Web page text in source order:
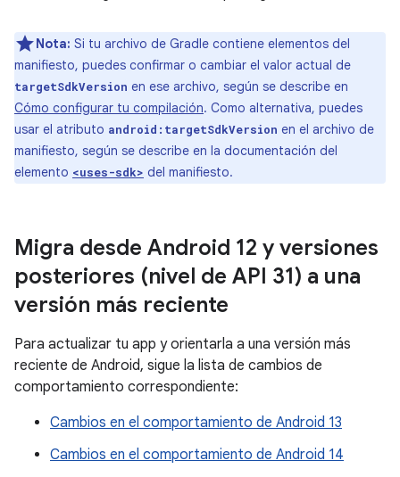
Nota: Si tu archivo de Gradle contiene elementos del
manifiesto, puedes confirmar o cambiar el valor actual de
targetSdkVersion en ese archivo, según se describe en
Cómo configurar tu compilación. Como alternativa, puedes
usar el atributo android:targetSdkVersion en el archivo de
manifiesto, según se describe en la documentación del
elemento <uses-sdk> del manifiesto.
Migra desde Android 12 y versiones
posteriores (nivel de API 31) a una
versión más reciente
Para actualizar tu app y orientarla a una versión más
reciente de Android, sigue la lista de cambios de
comportamiento correspondiente:
Cambios en el comportamiento de Android 13
Cambios en el comportamiento de Android 14